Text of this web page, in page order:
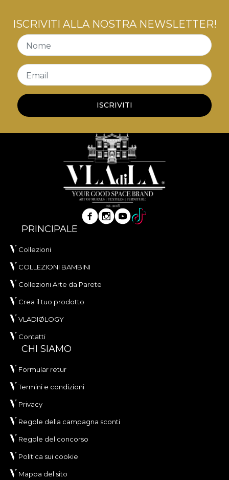
ISCRIVITI ALLA NOSTRA NEWSLETTER!
Nome
Email
ISCRIVITI
PRINCIPALE
Collezioni
COLLEZIONI BAMBINI
Collezioni Arte da Parete
Crea il tuo prodotto
VLADIØLOGY
Contatti
CHI SIAMO
Formular retur
Termini e condizioni
Privacy
Regole della campagna sconti
Regole del concorso
Politica sui cookie
Mappa del sito